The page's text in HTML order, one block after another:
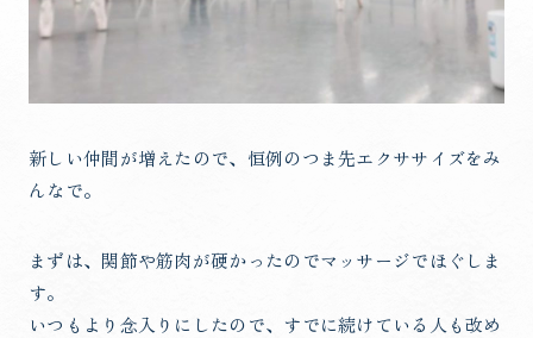
新しい仲間が増えたので、恒例のつま先エクササイズをみ
んなで。
まずは、関節や筋肉が硬かったのでマッサージでほぐしま
す。
いつもより念入りにしたので、すでに続けている人も改め